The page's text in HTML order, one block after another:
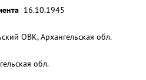
16.10.1945
ОВК, Архангельская обл.
обл.